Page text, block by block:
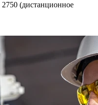
2750 (дистанционное